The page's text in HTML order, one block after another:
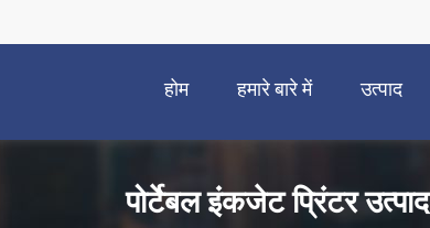
होम हमारे बारे में उत्पाद
पोर्टेबल इंकजेट प्रिंटर उत्पाद